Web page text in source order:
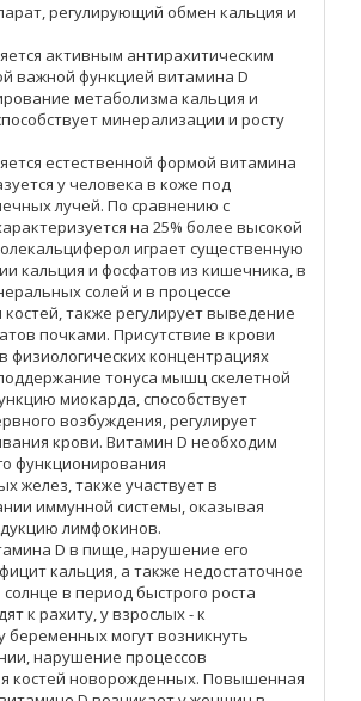
регулирующий обмен кальция и
активным антирахитическим
важной функцией витамина D
метаболизма кальция и
минерализации и росту
естественной формой витамина
у человека в коже под
лучей. По сравнению с
на 25% более высокой
играет существенную
кальция и фосфатов из кишечника, в
солей и в процессе
также регулирует выведение
почками. Присутствие в крови
физиологических концентрациях
тонуса мышц скелетной
миокарда, способствует
возбуждения, регулирует
крови. Витамин D необходим
функционирования
желез, также участвует в
иммунной системы, оказывая
лимфокинов.
D в пище, нарушение его
кальция, а также недостаточное
в период быстрого роста
к рахиту, у взрослых - к
беременных могут возникнуть
нарушение процессов
костей новорожденных. Повышенная